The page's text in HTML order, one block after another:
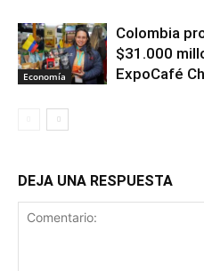
Economía
Colombia
$31.000
ExpoCafé
DEJA UNA RESPUESTA